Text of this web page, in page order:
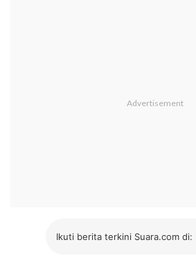
Ikuti berita terkini Suara.com di: